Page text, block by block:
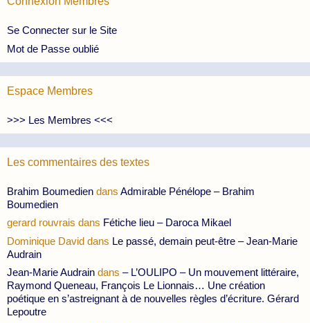
Se Connecter sur le Site
Mot de Passe oublié
Espace Membres
>>> Les Membres <<<
Les commentaires des textes
Brahim Boumedien dans Admirable Pénélope – Brahim
Boumedien
gerard rouvrais dans Fétiche lieu – Daroca Mikael
Dominique David dans Le passé, demain peut-être – Jean-Marie
Audrain
Jean-Marie Audrain dans – L’OULIPO – Un mouvement littéraire,
Raymond Queneau, François Le Lionnais… Une création
poétique en s’astreignant à de nouvelles règles d’écriture. Gérard
Lepoutre